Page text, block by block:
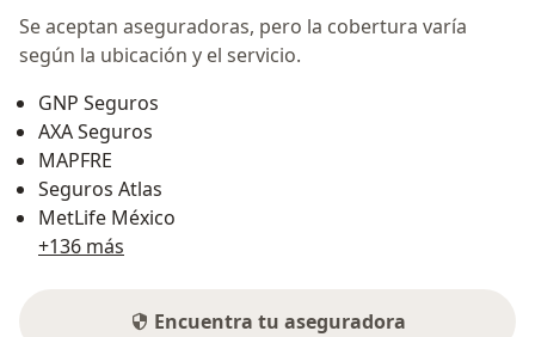
Se aceptan aseguradoras, pero la cobertura varía
según la ubicación y el servicio.
GNP Seguros
AXA Seguros
MAPFRE
Seguros Atlas
MetLife México
+136 más
Encuentra tu aseguradora